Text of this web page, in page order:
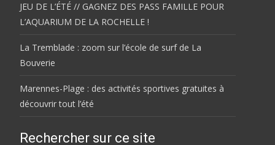
JEU DE L’ÉTÉ // GAGNEZ DES PASS FAMILLE POUR
L’AQUARIUM DE LA ROCHELLE !
La Tremblade : zoom sur l’école de surf de La
Bouverie
Marennes-Plage : des activités sportives gratuites à
découvrir tout l’été
Rechercher sur ce site